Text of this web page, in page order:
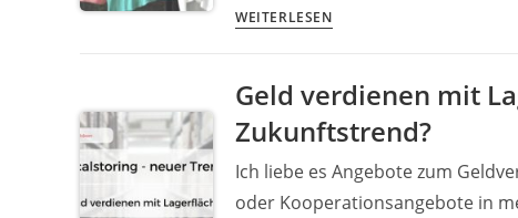
zum
WEITERLESENGeld
T-
Shirt
–
Meine
Geld verdienen mit
Zukunftstrend?
Ich liebe es Angebote zum
oder Kooperationsangebote in